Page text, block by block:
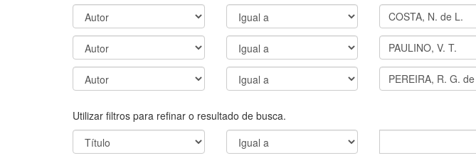
Utilizar filtros para refinar o resultado de busca.